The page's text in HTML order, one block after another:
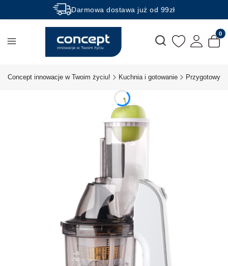
Darmowa dostawa już od 99zł
Rabaty -50% na wybrane produkty
Otwórz wyszukiwarkę
Concept innowacje w Twoim życiu! Kuchnia i gotowanie